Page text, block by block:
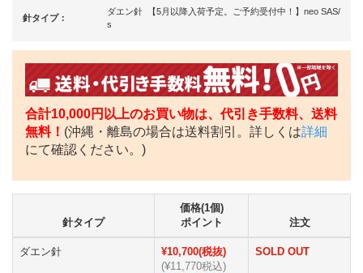
針タイプ：
ダエン針 【5月以降入荷予定。ご予約受付中！】neo SAS/
s
合計10,000円以上のお買い物は、代引き手数料、送料
無料！ (沖縄・離島の場合は送料割引。詳しくは詳細
にて確認ください。)
針タイプ
価格(1個)
ポイント
注文
ダエン針
¥10,700(税抜)
(¥11,770税込)
SOLD OUT